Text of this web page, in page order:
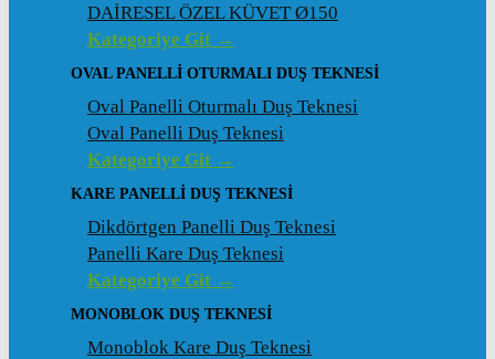
DAİRESEL ÖZEL KÜVET Ø150
Kategoriye Git →
OVAL PANELLI OTURMALI DUŞ TEKNESI
Oval Panelli Oturmalı Duş Teknesi
Oval Panelli Duş Teknesi
Kategoriye Git →
KARE PANELLI DUŞ TEKNESI
Dikdörtgen Panelli Duş Teknesi
Panelli Kare Duş Teknesi
Kategoriye Git →
MONOBLOK DUŞ TEKNESI
Monoblok Kare Duş Teknesi